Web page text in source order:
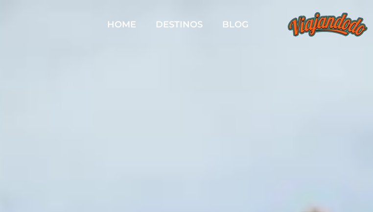
HOME DESTINOS BLOG